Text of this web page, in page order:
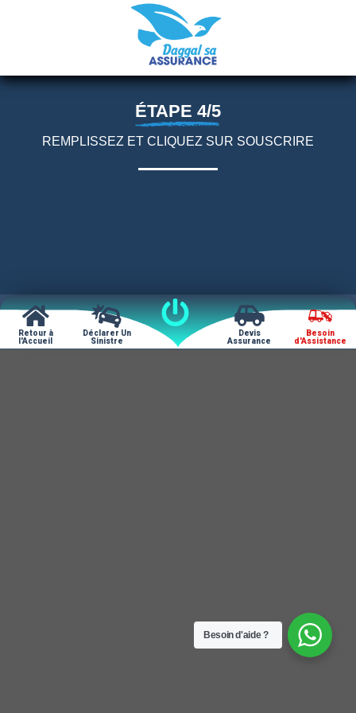
ÉTAPE 4/5
REMPLISSEZ ET CLIQUEZ SUR SOUSCRIRE
Retour à
l'Accueil
Déclarer Un
Sinistre
Devis
Assurance
Besoin
d'Assistance
Besoin d'aide ?